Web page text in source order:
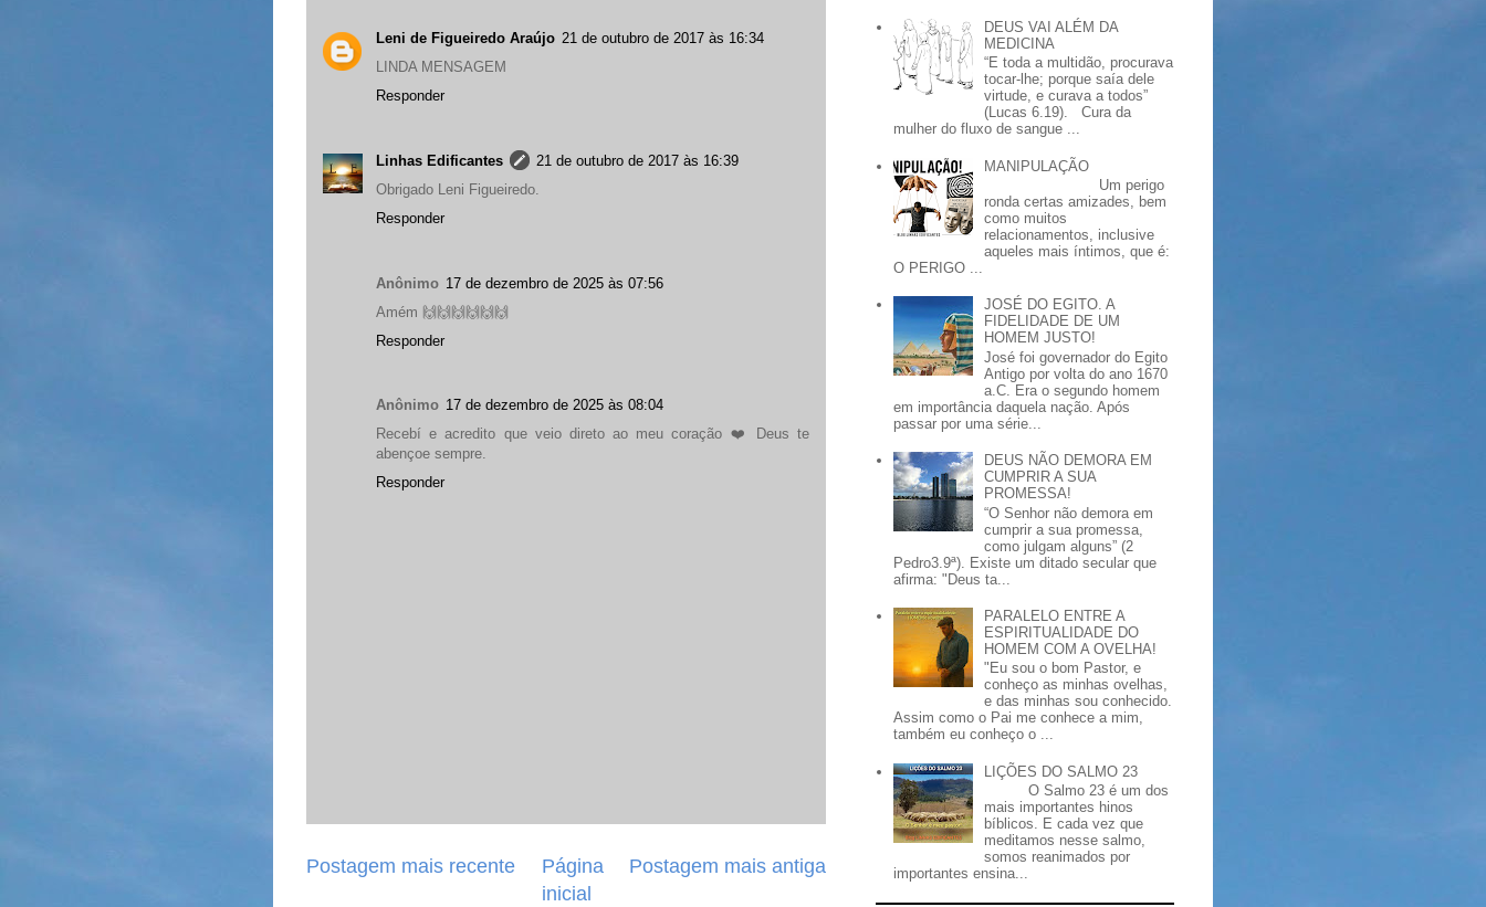
Leni de Figueiredo Araújo 21 de outubro de 2017 às 16:34
LINDA MENSAGEM
Responder
Linhas Edificantes
21 de outubro de 2017 às 16:39
Obrigado Leni Figueiredo.
Responder
Anônimo 17 de dezembro de 2025 às 07:56
Amém 🙌🙌🙌🙌🙌🙌
Responder
Anônimo 17 de dezembro de 2025 às 08:04
Recebí e acredito que veio direto ao meu coração ❤️ Deus te
abençoe sempre.
Responder
Postagem mais recente Postagem mais antiga
Página
inicial
DEUS VAI ALÉM DA
MEDICINA
“E toda a multidão, procurava
tocar-lhe; porque saía dele
virtude, e curava a todos”
(Lucas 6.19). Cura da
mulher do fluxo de sangue ...
MANIPULAÇÃO
Um perigo
ronda certas amizades, bem
como muitos
relacionamentos, inclusive
aqueles mais íntimos, que é:
O PERIGO ...
JOSÉ DO EGITO. A
FIDELIDADE DE UM
HOMEM JUSTO!
José foi governador do Egito
Antigo por volta do ano 1670
a.C. Era o segundo homem
em importância daquela nação. Após
passar por uma série...
DEUS NÃO DEMORA EM
CUMPRIR A SUA
PROMESSA!
“O Senhor não demora em
cumprir a sua promessa,
como julgam alguns” (2
Pedro3.9ª). Existe um ditado secular que
afirma: "Deus ta...
PARALELO ENTRE A
ESPIRITUALIDADE DO
HOMEM COM A OVELHA!
"Eu sou o bom Pastor, e
conheço as minhas ovelhas,
e das minhas sou conhecido.
Assim como o Pai me conhece a mim,
também eu conheço o ...
LIÇÕES DO SALMO 23
O Salmo 23 é um dos
mais importantes hinos
bíblicos. E cada vez que
meditamos nesse salmo,
somos reanimados por
importantes ensina...